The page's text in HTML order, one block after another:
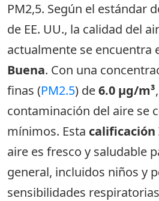
PM2,5. Según el estándar
de EE. UU., la calidad del
actualmente se encuentra
Buena. Con una
finas (PM2.5) de6.0 µg/m³
contaminación del aire se
mínimos. Esta calificación
aire es fresco y saludable
general, incluidos niños y
sensibilidades